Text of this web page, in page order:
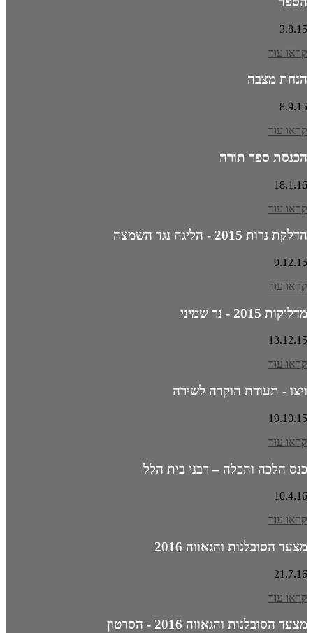
3.8.15
קראו עוד
הנחת מצבה
8.9.15
קראו עוד
הכנסת ספר תורה
18.1.16
קראו עוד
הדלקת נרות 2015 - הליגה נגד השמצה
9.12.15
קראו עוד
מדליקות 2015 - נר שמיני
13.12.15
קראו עוד
ויצו - תעודת הוקרה לשירה
19.10.15
קראו עוד
כנס הלכה והכלה – רבני בית הלל
10.4.16
קראו עוד
מצעד הסובלנות והגאווה 2016
21.7.16
קראו עוד
מצעד הסובלנות והגאווה 2016 - הסרטון